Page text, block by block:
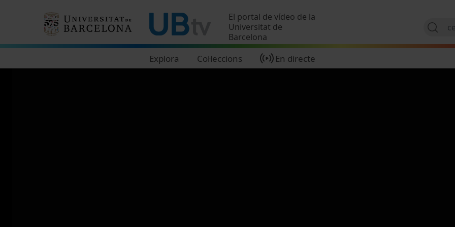
El portal de vídeo de la
Universitat de
Barcelona
Explora Col·leccions En directe